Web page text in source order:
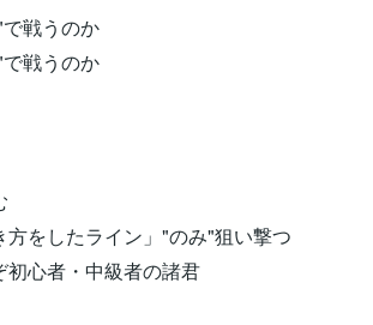
戦うのか
戦うのか
方をしたライン」"のみ"狙い撃つ
初心者・中級者の諸君